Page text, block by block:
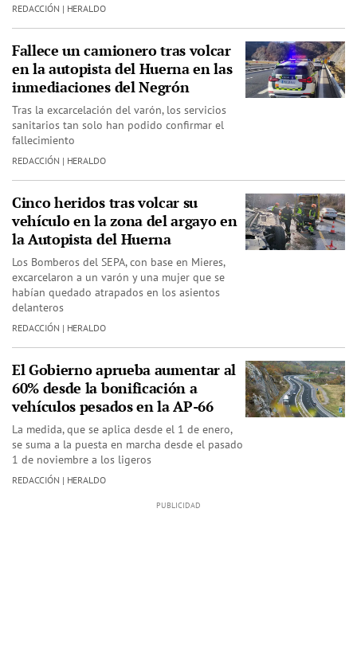
REDACCIÓN | HERALDO
Fallece un camionero tras volcar
en la autopista del Huerna en las
inmediaciones del Negrón
Tras la excarcelación del varón, los servicios
sanitarios tan solo han podido confirmar el
fallecimiento
REDACCIÓN | HERALDO
Cinco heridos tras volcar su
vehículo en la zona del argayo en
la Autopista del Huerna
Los Bomberos del SEPA, con base en Mieres,
excarcelaron a un varón y una mujer que se
habían quedado atrapados en los asientos
delanteros
REDACCIÓN | HERALDO
El Gobierno aprueba aumentar al
60% desde la bonificación a
vehículos pesados en la AP-66
La medida, que se aplica desde el 1 de enero,
se suma a la puesta en marcha desde el pasado
1 de noviembre a los ligeros
REDACCIÓN | HERALDO